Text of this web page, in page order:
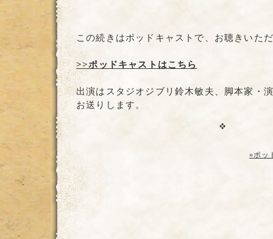
この続きはポッドキャストで、お聴きいた
>>ポッドキャストはこちら
出演はスタジオジブリ鈴木敏夫、脚本家・
お送りします。
»ポッ